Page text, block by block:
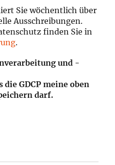
Sie wöchentlich über
Ausschreibungen.
finden Sie in
.
und -
die GDCP meine oben
darf.